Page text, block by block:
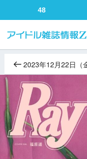
48
2023年12月22日（